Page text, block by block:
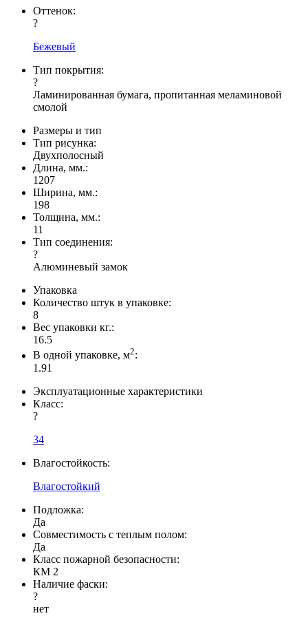
Оттенок:
?
Бежевый
Тип покрытия:
?
Ламинированная бумага, пропитанная меламиновой
смолой
Размеры и тип
Тип рисунка:
Двухполосный
Длина, мм.:
1207
Ширина, мм.:
198
Толщина, мм.:
11
Тип соединения:
?
Алюминевый замок
Упаковка
Количество штук в упаковке:
8
Вес упаковки кг.:
16.5
В одной упаковке, м2:
1.91
Эксплуатационные характеристики
Класс:
?
34
Влагостойкость:
Влагостойкий
Подложка:
Да
Совместимость с теплым полом:
Да
Класс пожарной безопасности:
КМ 2
Наличие фаски:
?
нет